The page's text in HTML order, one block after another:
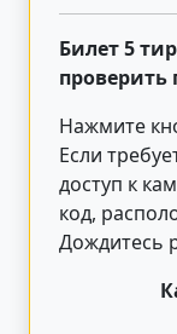
Билет 5
проверить
Нажмите
Если
доступ к
код,
Дождитесь